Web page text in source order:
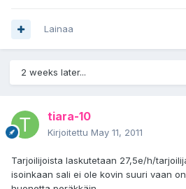
Lainaa
2 weeks later...
tiara-10
Kirjoitettu May 11, 2011
Tarjoilijoista laskutetaan 27,5e/h/
isoinkaan sali ei ole kovin suuri vaan